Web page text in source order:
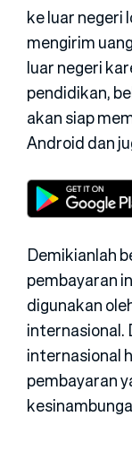
ke luar negeri
mengirim
luar negeri
pendidikan,
akan siap
Android dan
Demikianlah
pembayaran
digunakan
internasional.
internasional
pembayaran